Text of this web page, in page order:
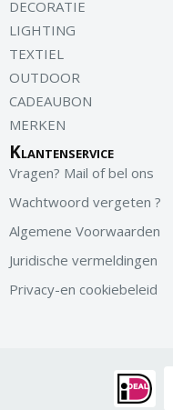
DECORATIE
LIGHTING
TEXTIEL
OUTDOOR
CADEAUBON
MERKEN
Klantenservice
Vragen? Mail of bel ons
Wachtwoord vergeten ?
Algemene Voorwaarden
Juridische vermeldingen
Privacy-en cookiebeleid